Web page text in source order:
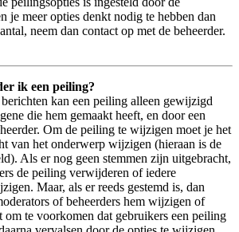
je meer opties denkt nodig te hebben dan
neem dan contact op met de beheerder.
ik een peiling?
kan een peiling alleen gewijzigd
die hem gemaakt heeft, en door een
Om de peiling te wijzigen moet je het
van het onderwerp wijzigen (hieraan is de
Als er nog geen stemmen zijn uitgebracht,
de peiling verwijderen of iedere
Maar, als er reeds gestemd is, dan
of beheerders hem wijzigen of
te voorkomen dat gebruikers een peiling